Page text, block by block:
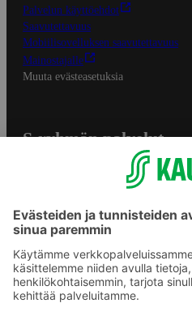
Palvelun käyttöehdot
Saavutettavuus
Mobiilisovelluksen saavutettavuus
Mainostajalle
Muuta evästeasetuksia
S-ryhmän palvelut
Yhteishyvä Ruoka -sovellus
S-ostoslista -sovellus
Prisma.fi
Sokos.fi
S-Pankki